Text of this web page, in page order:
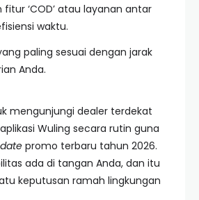
‘COD’ atau layanan antar
waktu.
paling sesuai dengan jarak
Anda.
mengunjungi dealer terdekat
Wuling secara rutin guna
promo terbaru tahun 2026.
ada di tangan Anda, dan itu
keputusan ramah lingkungan